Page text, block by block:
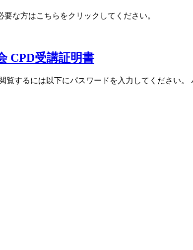
要な方はこちらをクリックしてください。
CPD受講証明書
覧するには以下にパスワードを入力してください。